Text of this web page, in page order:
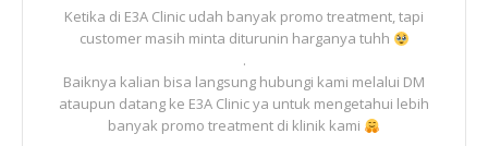
Ketika di E3A Clinic udah banyak promo treatment, tapi
customer masih minta diturunin harganya tuhh
.
Baiknya kalian bisa langsung hubungi kami melalui DM
ataupun datang ke E3A Clinic ya untuk mengetahui lebih
banyak promo treatment di klinik kami